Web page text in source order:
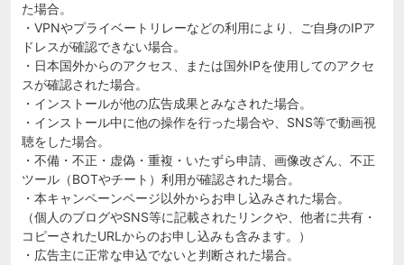
た場合。
・VPNやプライベートリレーなどの利用により、ご自身のIPア
ドレスが確認できない場合。
・日本国外からのアクセス、または国外IPを使用してのアクセ
スが確認された場合。
・インストールが他の広告成果とみなされた場合。
・インストール中に他の操作を行った場合や、SNS等で動画視
聴をした場合。
・不備・不正・虚偽・重複・いたずら申請、画像改ざん、不正
ツール（BOTやチート）利用が確認された場合。
・本キャンペーンページ以外からお申し込みされた場合。
（個人のブログやSNS等に記載されたリンクや、他者に共有・
コピーされたURLからのお申し込みも含みます。）
・広告主に正常な申込でないと判断された場合。